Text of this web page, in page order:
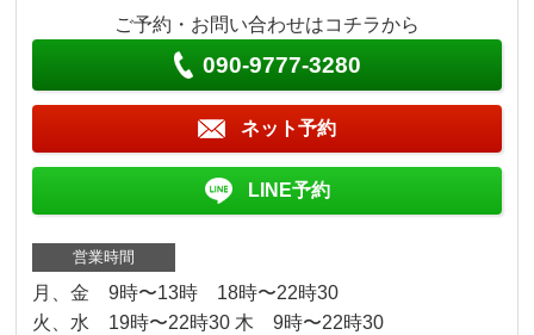
ご予約・お問い合わせはコチラから
090-9777-3280
ネット予約
LINE予約
営業時間
月、金 9時〜13時 18時〜22時30
火、水 19時〜22時30 木 9時〜22時30